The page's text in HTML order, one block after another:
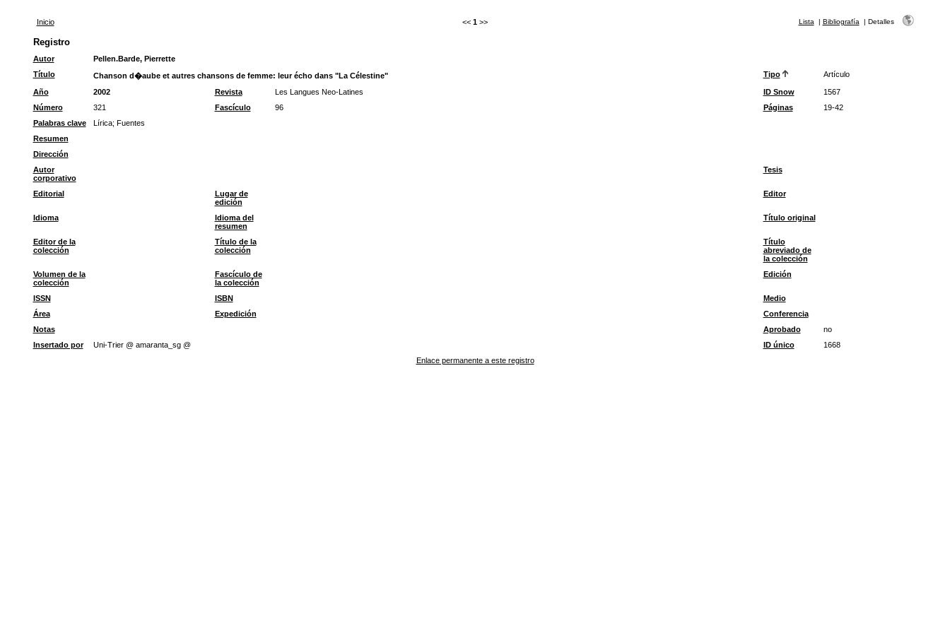
Inicio << 1 >> Lista | Bibliografía | Detalles
Registro
Autor
Pellen.Barde, Pierrette
Título
Chanson d�aube et autres chansons de femme: leur écho dans "La Célestine" Tipo Artículo
Año 2002 Revista Les Langues Neo-Latines ID Snow
1567
Número
321 Fascículo 96 Páginas
19-42
Palabras clave
Lírica; Fuentes
Resumen
Dirección
Autor
corporativo
Tesis
Editorial
Lugar de
edición
Editor
Idioma
Idioma del
resumen
Título original
Editor de la
colección
Título de la
colección
Título
abreviado de
la colección
Volumen de la
colección
Fascículo de
la colección
Edición
ISSN ISBN
Medio
Área
Expedición
Conferencia
Notas
Aprobado
no
Insertado por
Uni-Trier @ amaranta_sg @ ID único
1668
Enlace permanente a este registro